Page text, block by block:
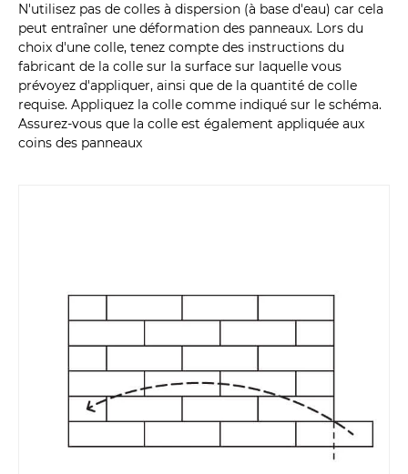
N'utilisez pas de colles à dispersion (à base d'eau) car cela
peut entraîner une déformation des panneaux. Lors du
choix d'une colle, tenez compte des instructions du
fabricant de la colle sur la surface sur laquelle vous
prévoyez d'appliquer, ainsi que de la quantité de colle
requise. Appliquez la colle comme indiqué sur le schéma.
Assurez-vous que la colle est également appliquée aux
coins des panneaux